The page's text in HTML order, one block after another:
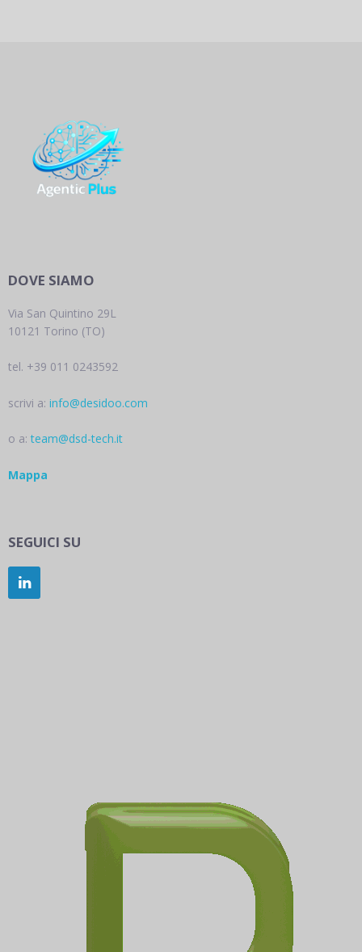
DOVE SIAMO
Via San Quintino 29L
10121 Torino (TO)
tel. +39 011 0243592
scrivi a: info@desidoo.com
o a:team@dsd-tech.it
Mappa
SEGUICI SU